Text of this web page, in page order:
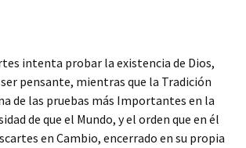
intenta probar la existencia de Dios,
pensante, mientras que la Tradición
de las pruebas más Importantes en la
de que el Mundo, y el orden que en él
en Cambio, encerrado en su propia